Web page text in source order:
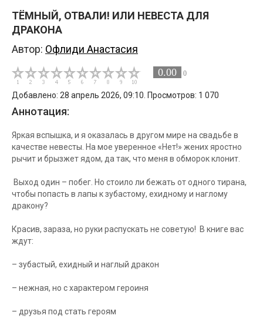
ТЁМНЫЙ, ОТВАЛИ! ИЛИ НЕВЕСТА ДЛЯ
ДРАКОНА
Автор: Офлиди Анастасия
0.00 0
Добавлено: 28 апрель 2026, 09:10. Просмотров: 1 070
Аннотация:
Яркая вспышка, и я оказалась в другом мире на свадьбе в
качестве невесты. На мое уверенное «Нет!» жених яростно
рычит и брызжет ядом, да так, что меня в обморок клонит.
Выход один – побег. Но стоило ли бежать от одного тирана,
чтобы попасть в лапы к зубастому, ехидному и наглому
дракону?
Красив, зараза, но руки распускать не советую! В книге вас
ждут:
– зубастый, ехидный и наглый дракон
– нежная, но с характером героиня
– друзья под стать героям